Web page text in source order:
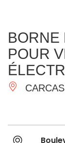
ESSENTIAL
BORNE
POUR